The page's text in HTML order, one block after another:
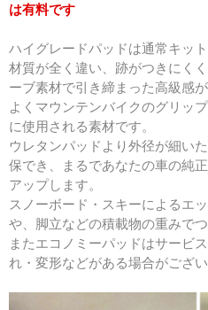
は有料です
ハイグレードパッドは通常キッ
材質が全く違い、跡がつきにく
ーブ素材で引き締まった高級感が
よくマウンテンバイクのグリッ
に使用される素材です。
ウレタンパッドより外径が細い
保でき、まるであなたの車の純
アップします。
スノーボード・スキーによるエ
や、脚立などの積載物の重みで
またエコノミーパッドはサービ
れ・変形などがある場合がござ